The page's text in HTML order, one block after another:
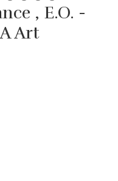
, E.O. -
Art